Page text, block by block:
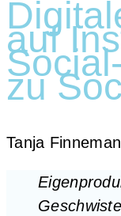
auf
zu
Tan­ja